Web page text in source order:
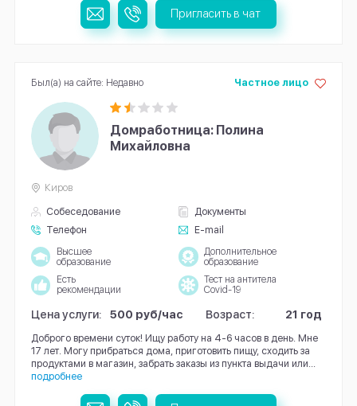
Пригласить в чат
Домработница: Полина
Михайловна
Собеседование
Документы
Телефон
E-mail
Частное лицо
Киров
Высшее
образование
Дополнительное
образование
Есть
рекомендации
Тест на антитела
Covid-19
Цена услуги: 500 руб/час Возраст: 21 год
Доброго времени суток! Ищу работу на 4-6 часов в день. Мне
17 лет. Могу прибраться дома, приготовить пищу, сходить за
продуктами в магазин, забрать заказы из пункта выдачи или...
подробнее
Был(а) на сайте: Недавно